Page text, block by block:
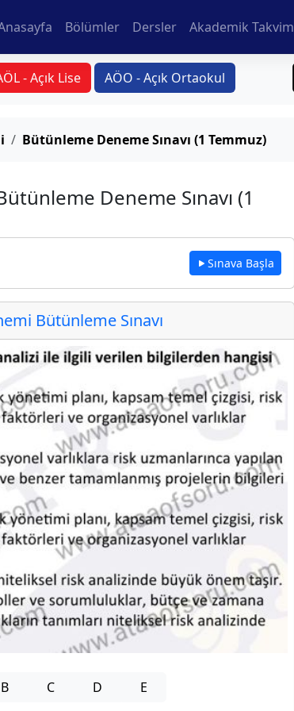
Bölümler Dersler Akademik Takvim
- Açık Lise AÖO - Açık Ortaokul
Bütünleme Deneme Sınavı (1 Temmuz)
Deneme Sınavı (1
Sınava Başla
Bütünleme Sınavı
B C D E